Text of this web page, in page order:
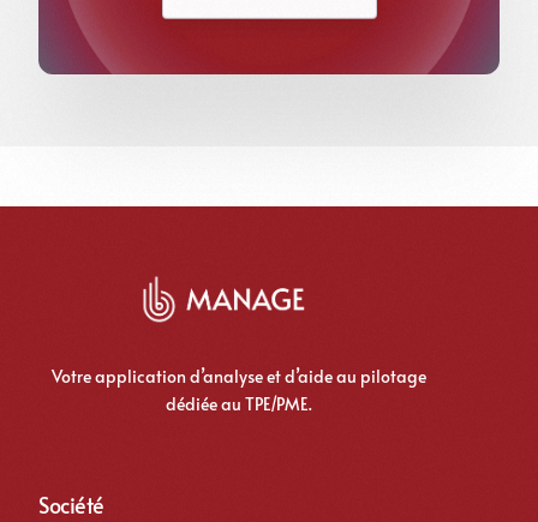
Votre application d’analyse et d’aide au pilotage
dédiée au TPE/PME.
Société